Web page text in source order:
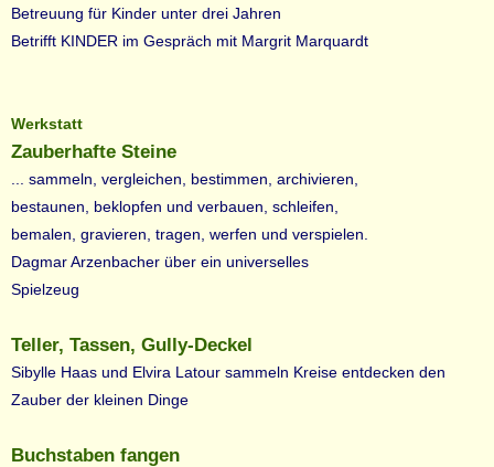
Betreuung für Kinder unter drei Jahren
Betrifft KINDER im Gespräch mit Margrit Marquardt
Werkstatt
Zauberhafte Steine
... sammeln, vergleichen, bestimmen, archivieren,
bestaunen, beklopfen und verbauen, schleifen,
bemalen, gravieren, tragen, werfen und verspielen.
Dagmar Arzenbacher über ein universelles
Spielzeug
Teller, Tassen, Gully-Deckel
Sibylle Haas und Elvira Latour sammeln Kreise entdecken den
Zauber der kleinen Dinge
Buchstaben fangen